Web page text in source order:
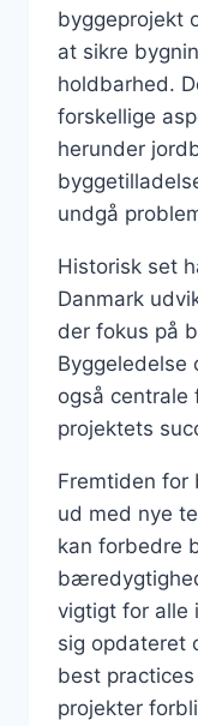
byggeprojekt
at sikre
holdbarhed.
forskellige
herunder
undgå
Historisk set
Danmark
der fokus på
Byggeledelse
også centrale
projektets
Fremtiden for
ud med nye
kan forbedre
vigtigt for alle
sig opdateret
best
projekter